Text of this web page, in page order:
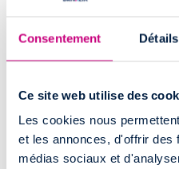
Consentement Détails
Ce site web utilise des
Les cookies nous
et les annonces, d'offrir des
médias sociaux et
utilitaire à
Si vous souhaitez rejoindre
de camion à Gardanne (aller
L'agence se situe au
Relais de